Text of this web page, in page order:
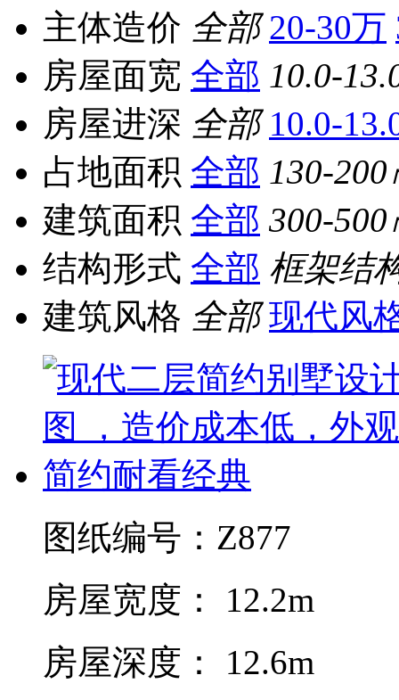
主体造价 全部 20-30万
房屋面宽 全部 10.0-
房屋进深 全部 10.0-
占地面积 全部 130-200
建筑面积 全部 300-500
结构形式 全部 框架结
建筑风格 全部 现代风
图纸编号：Z877
房屋宽度： 12.2m
房屋深度： 12.6m